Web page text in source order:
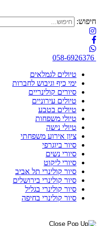
חיפוש:
058-6926376
טיולים לגמלאים
ימי כיף וגיבוש לחברות
סיורים קולינריים
טיולים עירוניים
טיולים בטבע
טיולי משפחות
טיולי נישה
ציון אירוע משפחתי
סיור ביוגרפי
סיורי נשים
סיורי ליקוט
סיור קולינרי תל אביב
סיור קולינרי בירושלים
סיור קולינרי בגליל
סיור קולינרי בחיפה